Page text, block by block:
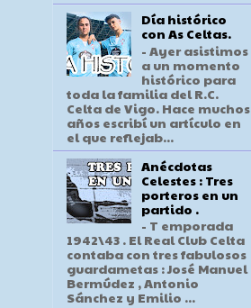
Día histórico
con As Celtas.
- Ayer asistimos
a un momento
histórico para
toda la familia del R.C.
Celta de Vigo. Hace muchos
años escribí un artículo en
el que reflejab...
Anécdotas
Celestes : Tres
porteros en un
partido .
- T emporada
1942\43 . El Real Club Celta
contaba con tres fabulosos
guardametas : José Manuel
Bermúdez , Antonio
Sánchez y Emilio ...